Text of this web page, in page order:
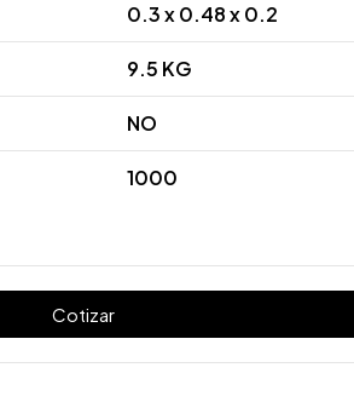
0.3 x 0.48 x 0.2
9.5 KG
NO
1000
Cotizar